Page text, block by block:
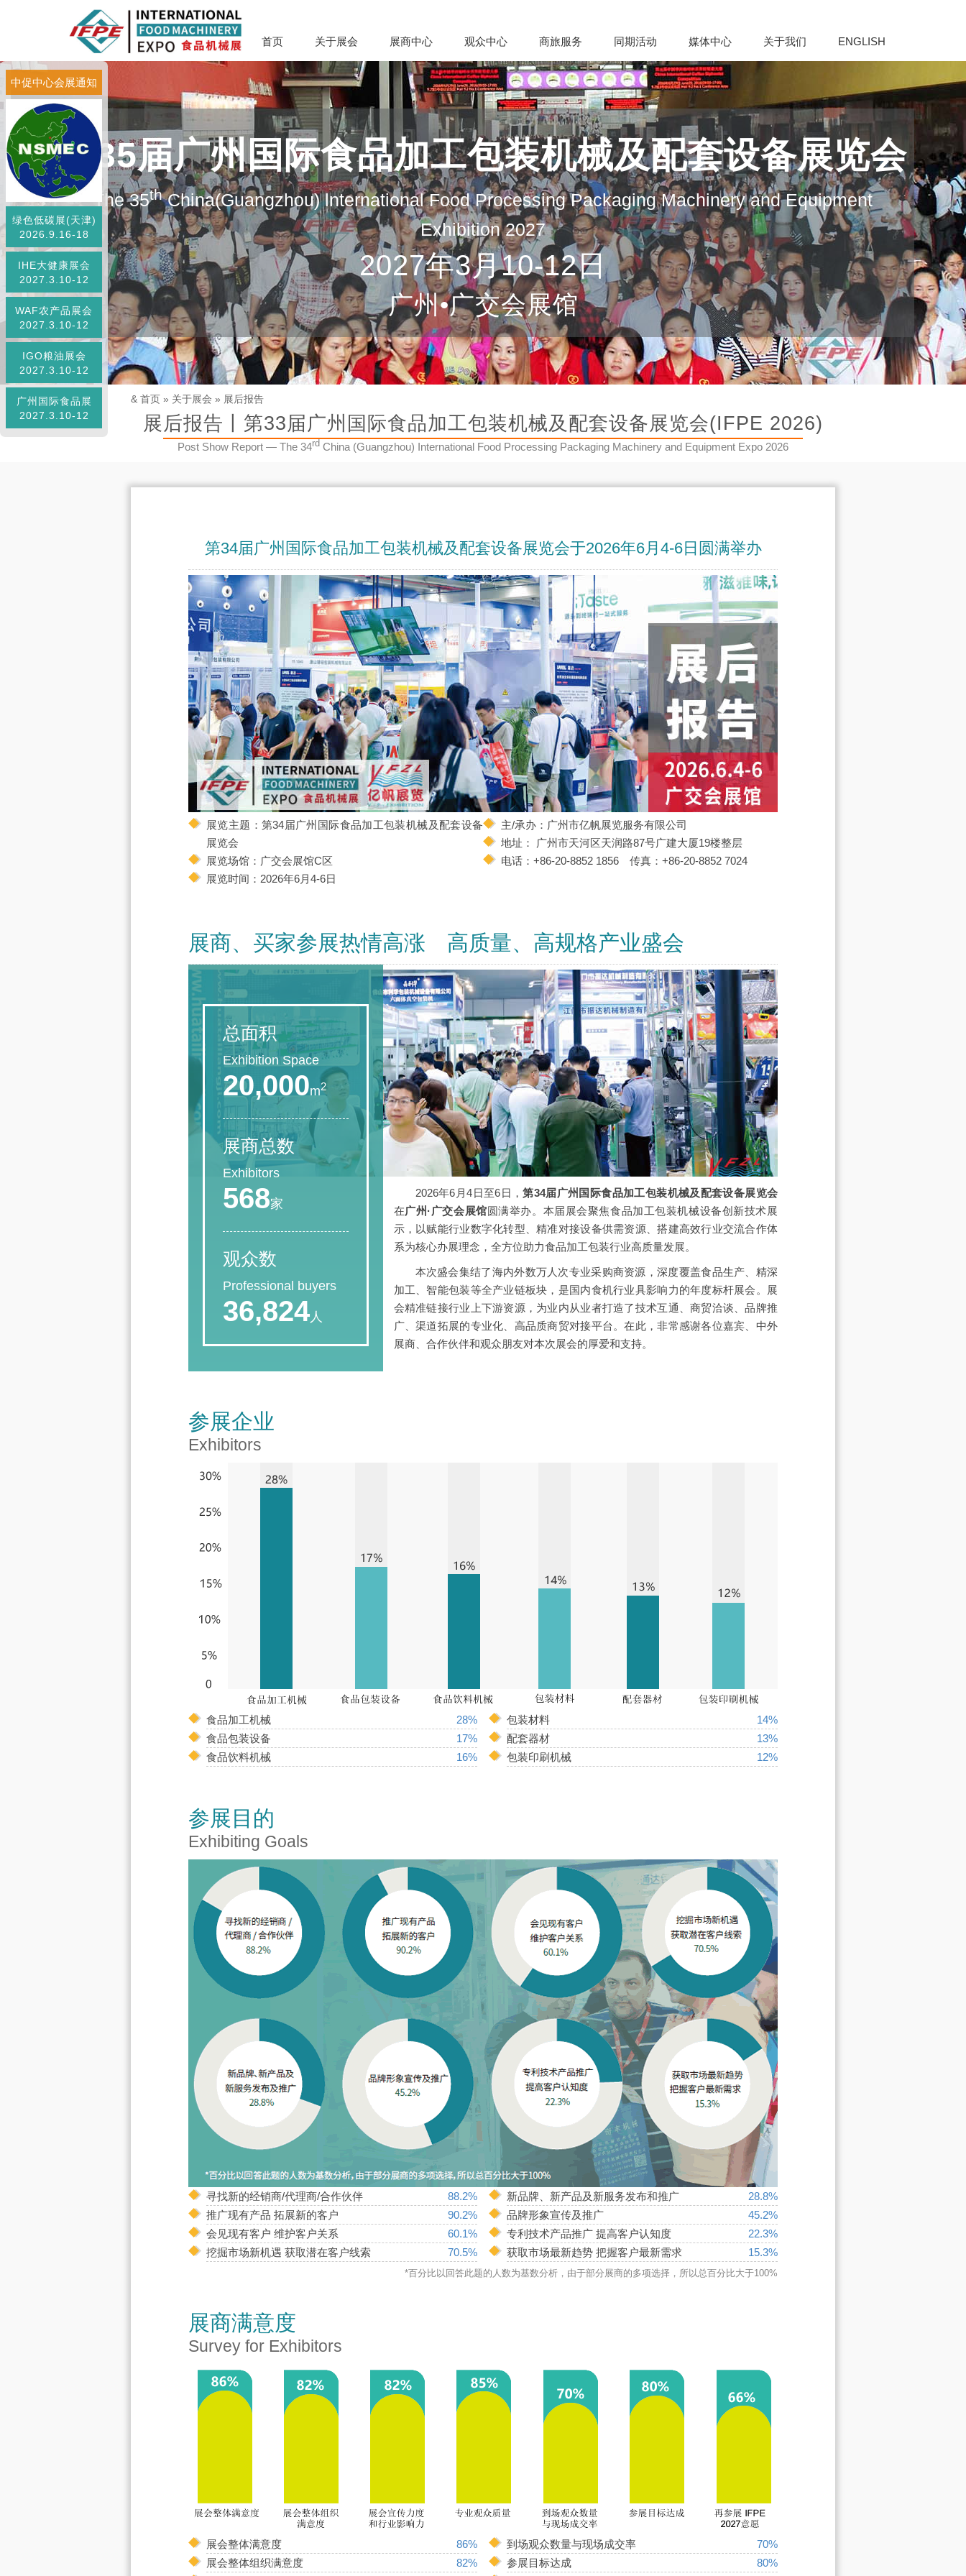
首页 关于展会 展商中心 观众中心 商旅服务 同期活动 媒体中心 关于我们 ENGLISH
第35届广州国际食品加工包装机械及配套设备展览会
The 35thChina(Guangzhou) lnternational Food Processing Packaging Machinery and Equipment
Exhibition 2027
2027年3月10-12日
广州•广交会展馆
中促中心会展通知
绿色低碳展(天津)
2026.9.16-18
IHE大健康展会
2027.3.10-12
WAF农产品展会
2027.3.10-12
IGO粮油展会
2027.3.10-12
广州国际食品展
2027.3.10-12
& 首页 » 关于展会 » 展后报告
展后报告丨第33届广州国际食品加工包装机械及配套设备展览会(IFPE 2026)
Post Show Report — The 34rd China (Guangzhou) International Food Processing Packaging Machinery and Equipment Expo 2026
第34届广州国际食品加工包装机械及配套设备展览会于2026年6月4-6日圆满举办
展览主题：第34届广州国际食品加工包装机械及配套设备
展览会
展览场馆：广交会展馆C区
展览时间：2026年6月4-6日
主/承办：广州市亿帆展览服务有限公司
地址： 广州市天河区天润路87号广建大厦19楼整层
电话：+86-20-8852 1856 传真：+86-20-8852 7024
展商、买家参展热情高涨 高质量、高规格产业盛会
总面积
Exhibition Space
20,000m2
展商总数
Exhibitors
568家
观众数
Professional buyers
36,824人
2026年6月4日至6日，第34届广州国际食品加工包装机械及配套设备展览会
在广州·广交会展馆圆满举办。本届展会聚焦食品加工包装机械设备创新技术展
示，以赋能行业数字化转型、精准对接设备供需资源、搭建高效行业交流合作体
系为核心办展理念，全方位助力食品加工包装行业高质量发展。
本次盛会集结了海内外数万人次专业采购商资源，深度覆盖食品生产、精深
加工、智能包装等全产业链板块，是国内食机行业具影响力的年度标杆展会。展
会精准链接行业上下游资源，为业内从业者打造了技术互通、商贸洽谈、品牌推
广、渠道拓展的专业化、高品质商贸对接平台。在此，非常感谢各位嘉宾、中外
展商、合作伙伴和观众朋友对本次展会的厚爱和支持。
参展企业
Exhibitors
食品加工机械
28%
食品包装设备
17%
食品饮料机械
16%
包装材料
14%
配套器材
13%
包装印刷机械
12%
参展目的
Exhibiting Goals
寻找新的经销商/代理商/合作伙伴
88.2%
推广现有产品 拓展新的客户
90.2%
会见现有客户 维护客户关系
60.1%
挖掘市场新机遇 获取潜在客户线索
70.5%
新品牌、新产品及新服务发布和推广
28.8%
品牌形象宣传及推广
45.2%
专利技术产品推广 提高客户认知度
22.3%
获取市场最新趋势 把握客户最新需求
15.3%
*百分比以回答此题的人数为基数分析，由于部分展商的多项选择，所以总百分比大于100%
展商满意度
Survey for Exhibitors
展会整体满意度
86%
展会整体组织满意度
82%
到场观众数量与现场成交率
70%
参展目标达成
80%